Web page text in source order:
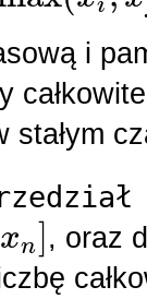
i 2
i
stałym
xn] , oraz